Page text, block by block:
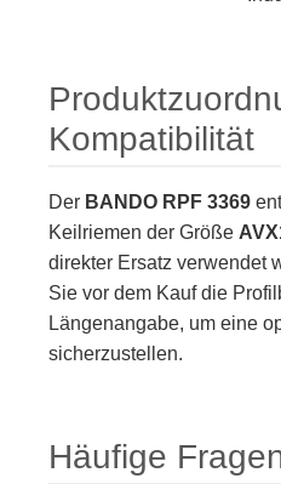
Kompatibilität
Der BANDO RPF 3369
Keilriemen der Größe
direkter Ersatz verwendet
Sie vor dem Kauf die
Längenangabe, um eine
sicherzustellen.
Häufige